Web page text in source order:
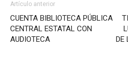
Artículo anterior
CUENTA BIBLIOTECA PÚBLICA
CENTRAL ESTATAL CON
AUDIOTECA
DE